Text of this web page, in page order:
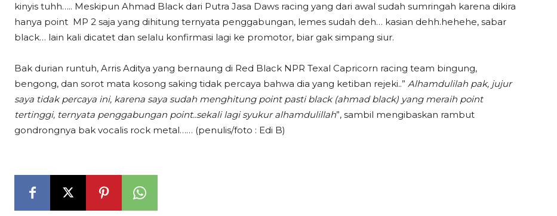
kinyis tuhh….. Meskipun Ahmad Black dari Putra Jasa Daws racing yang dari awal sudah sumringah karena dikira
hanya point MP 2 saja yang dihitung ternyata penggabungan, lemes sudah deh… kasian dehh.hehehe, sabar
black… lain kali dicatet dan selalu konfirmasi lagi ke promotor, biar gak simpang siur.
Bak durian runtuh, Arris Aditya yang bernaung di Red Black NPR Texal Capricorn racing team bingung,
bengong, dan sorot mata kosong saking tidak percaya bahwa dia yang ketiban rejeki..” Alhamdulilah pak, jujur
saya tidak percaya ini, karena saya sudah menghitung point pasti black (ahmad black) yang meraih point
tertinggi, ternyata penggabungan point..sekali lagi syukur alhamdulillah”, sambil mengibaskan rambut
gondrongnya bak vocalis rock metal…… (penulis/foto : Edi B)